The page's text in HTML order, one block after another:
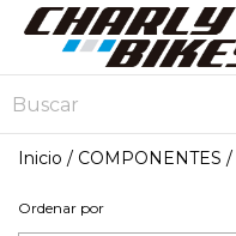
Inicio / COMPONENTES /
Ordenar por